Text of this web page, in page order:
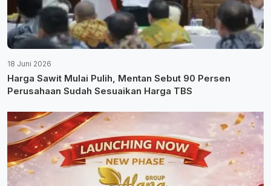
18 Juni 2026
Harga Sawit Mulai Pulih, Mentan Sebut 90 Persen
Perusahaan Sudah Sesuaikan Harga TBS